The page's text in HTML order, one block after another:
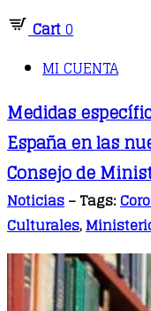
Cart0
MI CUENTA
Medidas
España en las
Consejo de
Noticias– Tags:
Culturales,